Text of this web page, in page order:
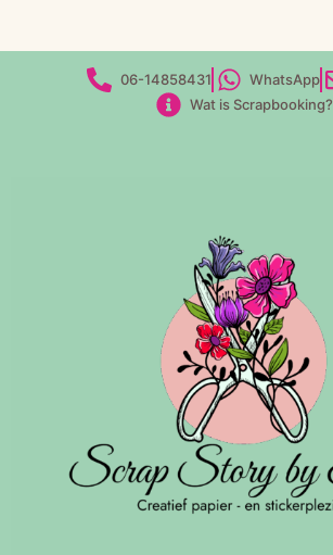
06-14858431 WhatsApp
Wat is Scrapbooking?